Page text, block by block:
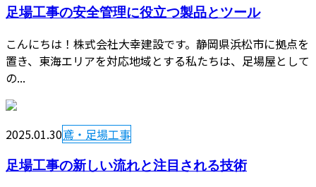
足場工事の安全管理に役立つ製品とツール
こんにちは！株式会社大幸建設です。静岡県浜松市に拠点を
置き、東海エリアを対応地域とする私たちは、足場屋として
の...
2025.01.30鳶・足場工事
足場工事の新しい流れと注目される技術